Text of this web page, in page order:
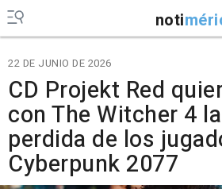
noti
22 DE JUNIO DE 2026
CD Projekt Red
con The Witcher 4
perdida de los
Cyberpunk 2077